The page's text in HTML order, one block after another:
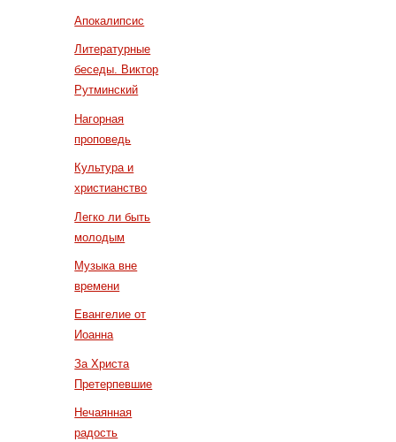
Апокалипсис
Литературные
беседы. Виктор
Рутминский
Нагорная
проповедь
Культура и
христианство
Легко ли быть
молодым
Музыка вне
времени
Евангелие от
Иоанна
За Христа
Претерпевшие
Нечаянная
радость